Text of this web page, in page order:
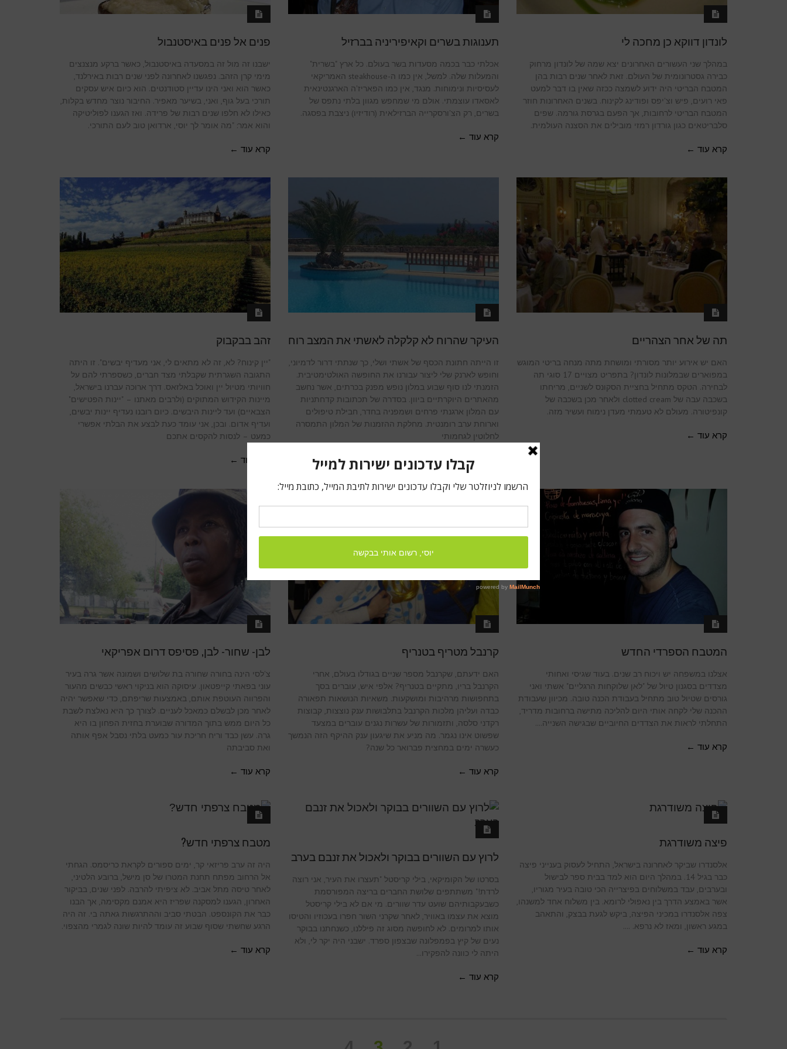
לונדון דווקא כן מחכה לי
במהלך שני העשורים האחרונים יצא שמה של לונדון מרחוק
כבירה גסטרונומית של העולם. זאת לאחר שנים רבות בהן
המטבח הבריטי היה ידוע לשמצה ככזה שאין בו דבר למעט
פאי רועים, פיש וצ'יפס ופודינג לקינוח. בשנים האחרונות חוזר
המטבח הבריטי לרחובות, אך הפעם בגרסת גורמה. שפים
סלבריטאים כגון גורדון רמזי מובילים את הסצנה העולמית.
קרא עוד ←
תענוגות בשרים וקאיפיריניה בברזיל
אכלתי כבר בכמה מסעדות בשר בעולם. כל ארץ "בשרית"
והמעלות שלה. למשל, אין כמו ה-steakhouse האמריקאי
לעסיסיות ונימוחות. מנגד, אין כמו הפאריז'ה הארגנטינאית
לאסאדו עוצמתי. אולם מי שמחפש מגוון בלתי נתפס של
בשרים, רק הצ'ורסקרייה הברזילאית (רודיזיו) ניצבת בפסגה.
קרא עוד ←
פנים אל פנים באיסטנבול
ישבנו זה מול זה במסעדה באיסטנבול, כאשר ברקע מנצנצים
מימי קרן הזהב. נפגשנו לאחרונה לפני שנים רבות באירלנד,
כאשר הוא ואני הינו עדיין סטודנטים. הוא כיום איש עסקים
תורכי בעל גוף, ואני, בשיער מאפיר. החיבור נוצר מחדש בקלות,
כאילו לא חלפו שנים רבות של פרידה. ואז הגענו לפוליטיקה
והוא אמר: "מה אומר לך יוסי, ארדואן טוב לעם התורכי.
קרא עוד ←
תה של אחר הצהריים
האם יש אירוע יותר מסורתי ומושחת מתה מנחה בריטי המוגש
במפוארים שבמלונות לונדון? בתפריט מצויים 17 סוגי תה
לבחירה. הטקס מתחיל בחציית הסקונס לשניים, מריחתו
בשכבה עבה של clotted cream ולאחר מכן בשכבה של
קונפיטורה. מעולם לא טעמתי מעדן נימוח ועשיר מזה.
קרא עוד ←
העיקר שהרוח לא קלקלה לאשתי את המצב רוח
זו הייתה חתונת הכסף של אשתי ושלי, כך שנתתי דרור לדמיוני,
וחופש לארנק שלי ליצור עבורנו את החופשה האולטימטיבית.
הזמנתי לנו סוף שבוע במלון נופש מפנק בכרתים, אשר נחשב
מהאתרים היוקרתיים ביוון. בסדרה של תכתובות קדחתניות
עם המלון ארגנתי פרחים ושמפניה בחדר, חבילת טיפולים
וארוחת ערב רומנטית. מחלקת ההזמנות של המלון התמסרה
לחלוטין לגחמותי
קרא עוד ←
זהב בבקבוק
"יין קינוח? לא, זה לא מתאים לי, אני מעדיף יבשים". זו היתה
התגובה השגרתית שקבלתי מצד חברים, כשספרתי להם על
חוויותי מטיול יין ואוכל באלזאס. דרך ארוכה עברנו בישראל,
מיינות הקידוש המתוקים (ולרבים מאתנו – "יינות הפטישים"
הצבאיים) ועד ליינות היבשים. כיום רובנו נעדיף יינות יבשים,
ועדיף אדום. ובכן, אני עומד כעת לבצע את הבלתי אפשרי
כמעט – לנסות להקסים אתכם
קרא עוד ←
המטבח הספרדי החדש
אצלנו במשפחה יש ויכוח רב שנים. בעוד שגיסי ואחותי
מצדדים בסגנון טיול של "לאן שלוקחות הרגליים" אשתי ואני
גורסים שטיול טוב מתחיל בעבודת הכנה טובה. מכיוון שעבודת
ההכנה שלי לקחה אותי היום להליכה מתישה ברחובות מדריד,
התחלתי לראות את הצדדים החיוביים שבגישה השנייה....
קרא עוד ←
קרנבל מטריף בטנריף
האם ידעתם, שקרנבל מספר שניים בגודלו בעולם, אחרי
הקרנבל בריו, מתקיים בטנריף? אלפי איש, עוברים בסך
בתחפושות מרהיבות ומושקעות. משאיות הנושאות תפאורה
כבדה ועליהן מלכות הקרנבל בתלבושות ענק נוצצות, קבוצות
רקדני סלסה, ותזמורות של עשרות נגנים עוברים במצעד
שפשוט אינו נגמר. מה מניע את שיגעון ענק ההיקף הזה הנמשך
כעשרה ימים במחצית פברואר כל שנה?
קרא עוד ←
לבן- שחור- לבן, פסיפס דרום אפריקאי
צ'לסי הינה בחורה שחורה בת שלושים ושמונה אשר גרה בעיר
עוני בפאתי קייפטאון. עיסוקה הוא בניקוי ראשי כבשים מהעור
והפרווה העוטפת אותם, באמצעות שריפתם, כדי שאפשר יהיה
לאחר מכן לבשלם כמאכל לעניים. לצורך כך היא נאלצת לשבת
כל היום ממש בתוך המדורה שבוערת בחזית הפחון בו היא
גרה. עשן כבד וריח חריכת עור כמעט בלתי נסבל אפף אותה
ואת סביבתה
קרא עוד ←
פיצה משודרגת
אלסנדרו שביקר לאחרונה בישראל, התחיל לעסוק בענייני פיצה
כבר בגיל 14. במהלך היום הוא למד בבית ספר לבישול
ובערבים, עבד במשלוחים בפיצרייה הכי טובה בעיר מגוריו,
אשר באמצע הדרך בין נאפולי לרומא. בין משלוח אחד למשנהו,
צפה אלסנדרו במכיני הפיצה, ביקש לגעת בבצק, והתאהב
במגע ראשון, ומאז לא נרפא. ....
קרא עוד ←
לרוץ עם השוורים בבוקר ולאכול את זנבם בערב
בסרטו של הקומיקאי, בילי קריסטל "תעצרו את העיר, אני רוצה
לרדת!" משתתפים שלושת החברים בריצה המפורסמת
כשבעקבותיהם שועט עדר שוורים. מי אם לא בילי קריסטל
מוצא את עצמו באוויר, לאחר שקרני השור חפרו בעכוזיו והטיסו
אותו למרומים. לא לחופשה מסוג זה פיללנו, כשנחתנו בבוקר
נעים של קיץ בפמפלונה שבצפון ספרד. ישבני היה יקר לי, ולא
היתה לי כוונה להפקירו...
קרא עוד ←
מטבח צרפתי חדש?
היה זה ערב פריזאי קר, ימים ספורים לקראת כריסמס. הגחתי
אל הרחוב מפתח תחנת המטרו של סן מישל, ברובע הלטיני,
לאחר טיסה מתל אביב. לא ציפיתי להרבה. לפני שנים, בביקור
האחרון, הגענו למסקנה שפריז היא אמנם מקסימה, אך הבנו
כבר את הקונספט. הבטתי סביב וההתרגשות גאתה בי. זה היה
הרגע שחשתי שסוף שבוע זה עומד להיות שונה לגמרי מהצפוי.
קרא עוד ←